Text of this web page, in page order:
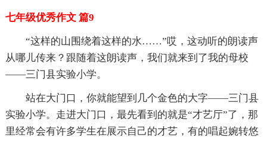
七年级优秀作文 篇9
“这样的山围绕着这样的水……”哎，这动听的朗读声
从哪儿传来？跟随着这朗读声，我们就来到了我的母校
——三门县实验小学。
站在大门口，你就能望到几个金色的大字——三门县
实验小学。走进大门口，最先看到的就是“才艺厅”了，那
里经常会有许多学生在展示自己的才艺，有的唱起婉转悠